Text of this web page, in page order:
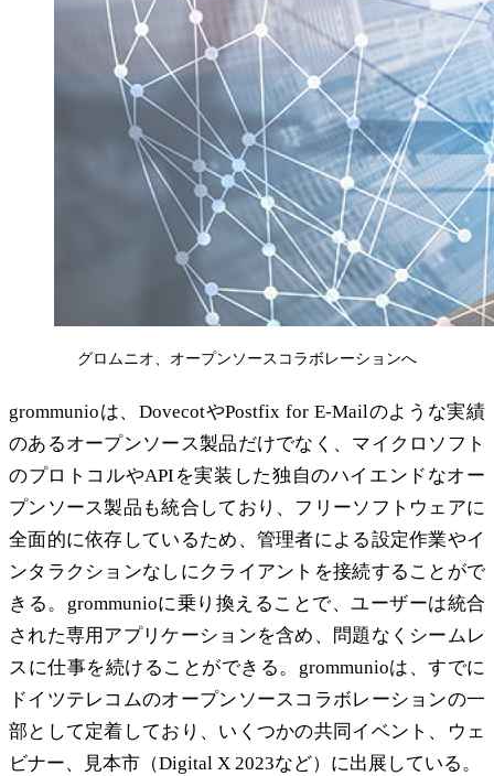
グロムニオ、オープンソースコラボレーションへ
grommunioは、DovecotやPostfix for E-Mailのような実績
のあるオープンソース製品だけでなく、マイクロソフト
のプロトコルやAPIを実装した独自のハイエンドなオー
プンソース製品も統合しており、フリーソフトウェアに
全面的に依存しているため、管理者による設定作業やイ
ンタラクションなしにクライアントを接続することがで
きる。grommunioに乗り換えることで、ユーザーは統合
された専用アプリケーションを含め、問題なくシームレ
スに仕事を続けることができる。grommunioは、すでに
ドイツテレコムのオープンソースコラボレーションの一
部として定着しており、いくつかの共同イベント、ウェ
ビナー、見本市（Digital X 2023など）に出展している。